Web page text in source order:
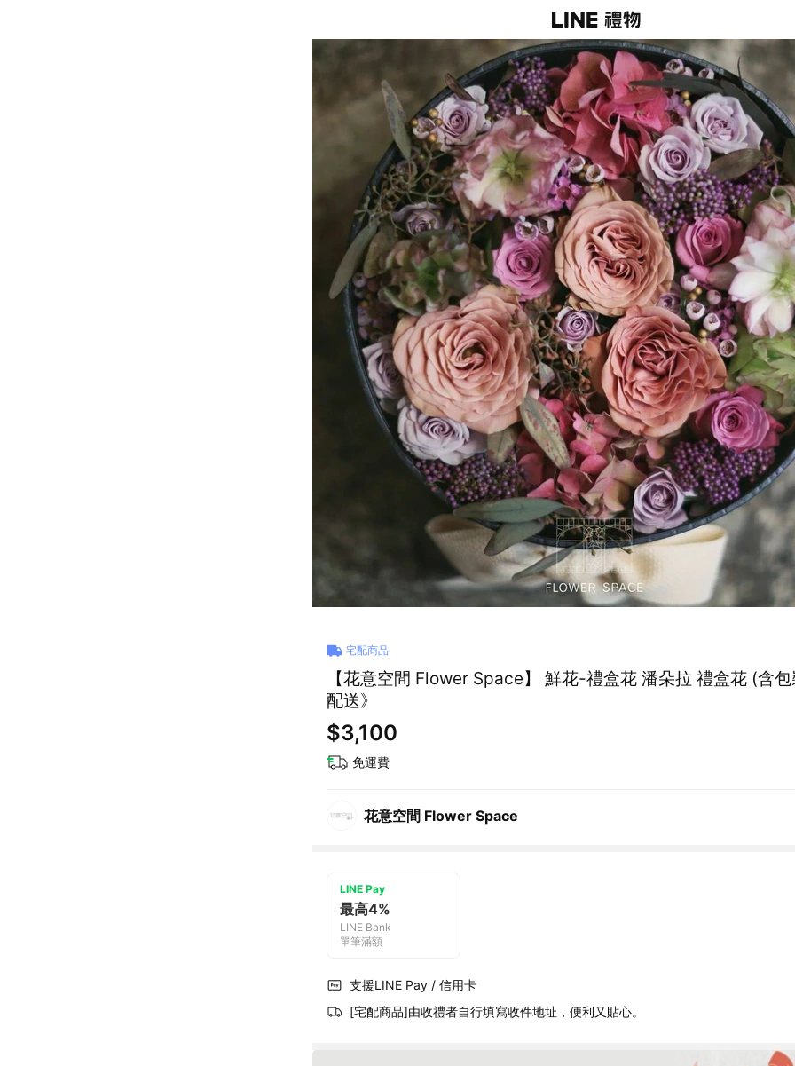
宅配商品
【花意空間 Flower Space】 鮮花-禮盒花 潘朵拉 禮盒花 (含
配送》
$3,100
免運費
花意空間 Flower Space
LINE Pay
最高4%
LINE Bank
單筆滿額
支援LINE Pay / 信用卡
[宅配商品]由收禮者自行填寫收件地址，便利又貼心。